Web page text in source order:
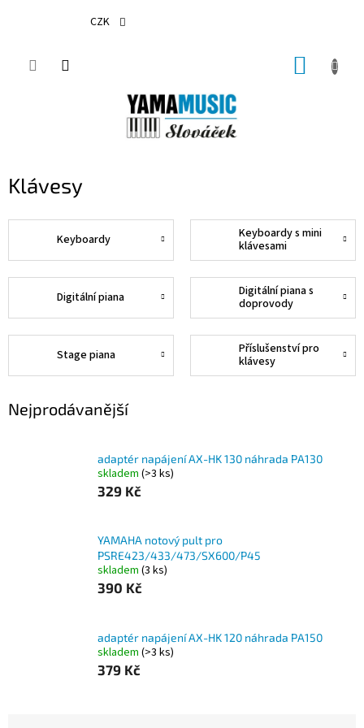
CZK
Klávesy
Keyboardy
Keyboardy s mini
klávesami
Digitální piana
Digitální piana s
doprovody
Stage piana
Příslušenství pro
klávesy
Nejprodávanější
adaptér napájení AX-HK 130 náhrada PA130
skladem (>3 ks)
329 Kč
YAMAHA notový pult pro
PSRE423/433/473/SX600/P45
skladem (3 ks)
390 Kč
adaptér napájení AX-HK 120 náhrada PA150
skladem (>3 ks)
379 Kč